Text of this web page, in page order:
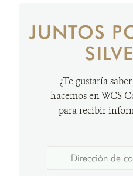
JUNTOS
¿Te gustaría
hacemos en WCS
para recibir